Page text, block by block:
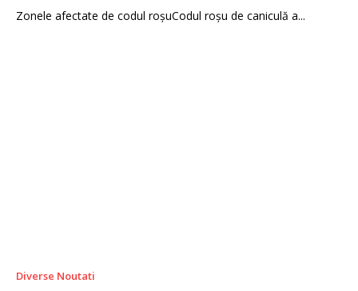
Zonele afectate de codul roșuCodul roșu de caniculă a...
Diverse Noutati